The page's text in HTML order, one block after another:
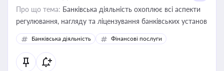
Про що тема: Банківська діяльність охоплює всі аспекти
регулювання, нагляду та ліцензування банківських установ
Банківська діяльність Фінансові послуги